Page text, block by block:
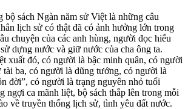
bộ sách Ngàn năm sử Việt là những câu
lịch sử có thật đã có ảnh hưởng lớn trong
chuyện của các anh hùng, người đọc hiểu
dựng nước và giữ nước của cha ông ta.
xuất đó, có người là bậc minh quân, có người
ba, có người là dũng tướng, có người là
đời”, có người là trạng nguyên nhỏ tuổi
ca mãnh liệt, bộ sách thắp lên trong mỗi
về truyền thống lịch sử, tình yêu đất nước.